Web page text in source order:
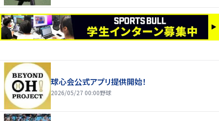
球心会公式アプリ提供開始！
2026/05/27 00:00野球